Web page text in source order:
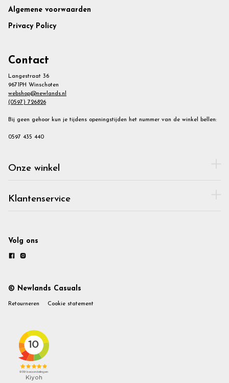
Footer
Algemene voorwaarden
Privacy Policy
Contact
Langestraat 36
9671PH Winschoten
webshop@newlands.nl
(0597) 726826
Bij geen gehoor kun je tijdens openingstijden het nummer van de winkel bellen:
0597 435 440
Onze winkel
Klantenservice
Volg ons
© Newlands Casuals
Retourneren Cookie statement